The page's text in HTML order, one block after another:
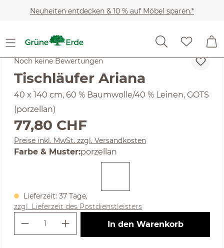
Zum Hauptinhalt springen
Neuheiten entdecken & 10 % auf Möbel sparen.*
Heimtextilien Geschirrtücher & Tischwäsche
Noch keine Bewertungen
Tischläufer Ariana
40 x 140 cm, 60 % Baumwolle/40 % Leinen, GOTS
(porzellan)
Regulärer Preis:
77,80 CHF
Preise inkl. MwSt. zzgl. Versandkosten
Farbe & Musterauswählen
:porzellan
Lieferzeit: 37 Tage,
zzgl. Lieferzeit des Postdienstleisters
Produkt Anzahl: Gib den
In den Warenkorb